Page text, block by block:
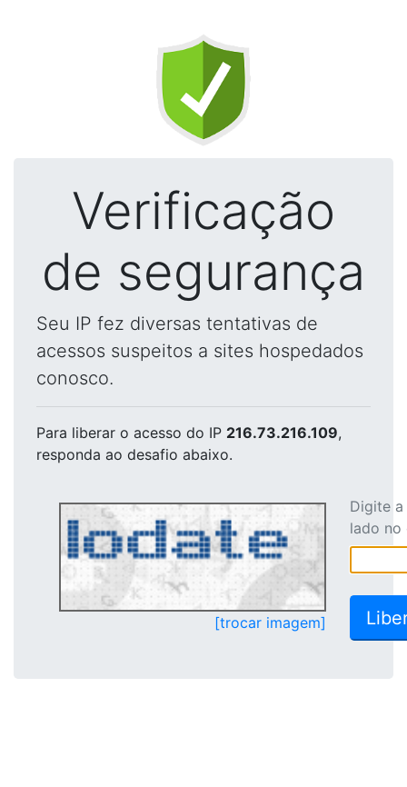
Verificação
de segurança
Seu IP fez diversas tentativas de
acessos suspeitos a sites hospedados
conosco.
Para liberar o acesso do IP 216.73.216.109,
responda ao desafio abaixo.
[trocar imagem]
Digite
lado no